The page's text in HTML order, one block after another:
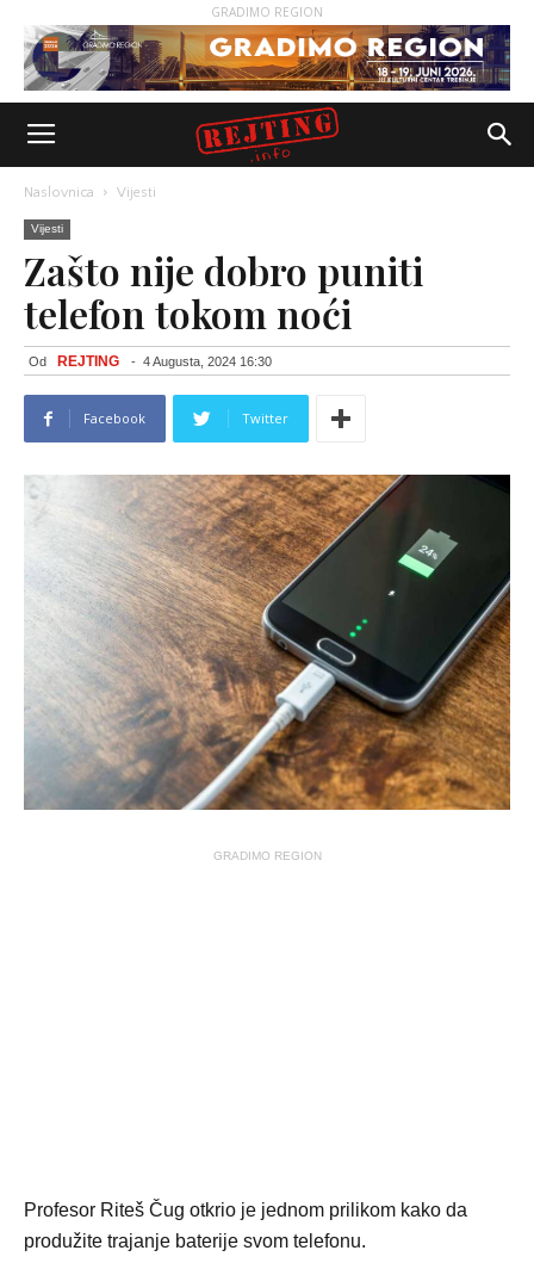
GRADIMO REGION
Naslovnica Vijesti
Vijesti
Zašto nije dobro puniti
telefon tokom noći
Od REJTING - 4 Augusta, 2024 16:30
Facebook Twitter
GRADIMO REGION
Profesor Riteš Čug otkrio je jednom prilikom kako da
produžite trajanje baterije svom telefonu.